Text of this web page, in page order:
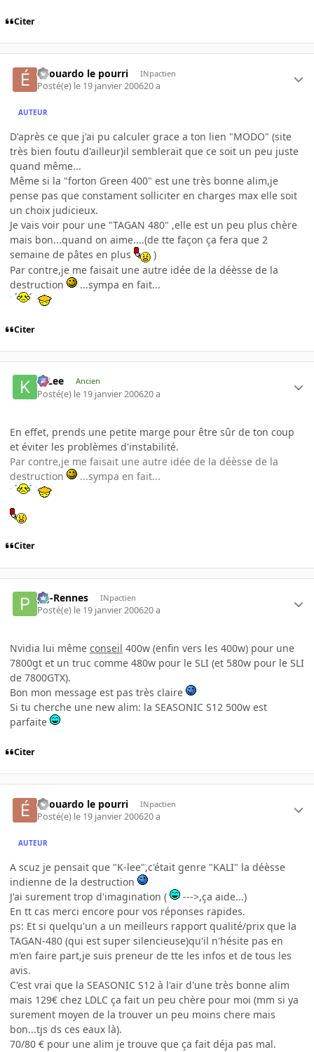
Citer
édouardo le pourri INpactien
Posté(e) le 19 janvier 200620 a
AUTEUR
D'après ce que j'ai pu calculer grace a ton lien "MODO" (site
très bien foutu d'ailleur)il semblerait que ce soit un peu juste
quand même...
Même si la "forton Green 400" est une très bonne alim,je
pense pas que constament solliciter en charges max elle soit
un choix judicieux.
Je vais voir pour une "TAGAN 480" ,elle est un peu plus chère
mais bon...quand on aime....(de tte façon ça fera que 2
semaine de pâtes en plus
)
Par contre,je me faisait une autre idée de la déèsse de la
destruction
...sympa en fait...
Citer
K-Lee Ancien
Posté(e) le 19 janvier 200620 a
En effet, prends une petite marge pour être sûr de ton coup
et éviter les problèmes d'instabilité.
Par contre,je me faisait une autre idée de la déèsse de la
destruction
...sympa en fait...
Citer
pg-Rennes INpactien
Posté(e) le 19 janvier 200620 a
Nvidia lui même conseil 400w (enfin vers les 400w) pour une
7800gt et un truc comme 480w pour le SLI (et 580w pour le SLI
de 7800GTX).
Bon mon message est pas très claire
Si tu cherche une new alim: la SEASONIC S12 500w est
parfaite
Citer
édouardo le pourri INpactien
Posté(e) le 19 janvier 200620 a
AUTEUR
A scuz je pensait que "K-lee",c'était genre "KALI" la déèsse
indienne de la destruction
J'ai surement trop d'imagination (
--->,ça aide...)
En tt cas merci encore pour vos réponses rapides.
ps: Et si quelqu'un a un meilleurs rapport qualité/prix que la
TAGAN-480 (qui est super silencieuse)qu'il n'hésite pas en
m'en faire part,je suis preneur de tte les infos et de tous les
avis.
C'est vrai que la SEASONIC S12 à l'air d'une très bonne alim
mais 129€ chez LDLC ça fait un peu chère pour moi (mm si ya
surement moyen de la trouver un peu moins chere mais
bon...tjs ds ces eaux là).
70/80 € pour une alim je trouve que ça fait déja pas mal.